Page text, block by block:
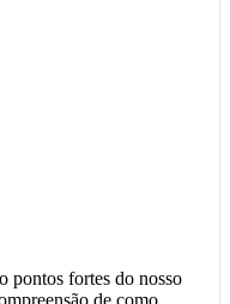
pontos fortes do nosso
de como